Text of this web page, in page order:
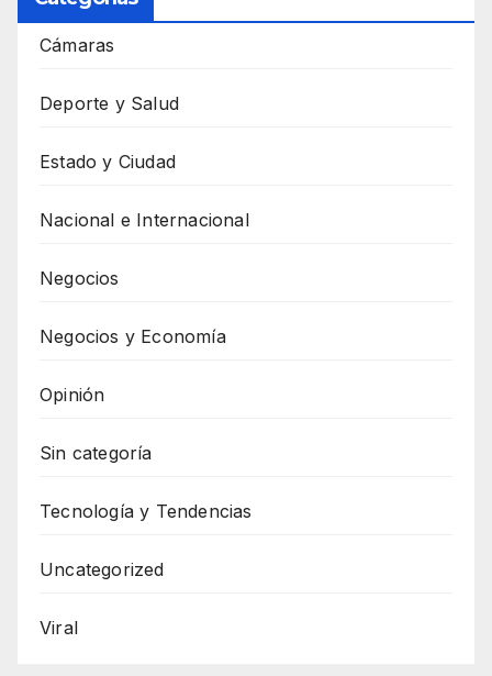
Cámaras
Deporte y Salud
Estado y Ciudad
Nacional e Internacional
Negocios
Negocios y Economía
Opinión
Sin categoría
Tecnología y Tendencias
Uncategorized
Viral